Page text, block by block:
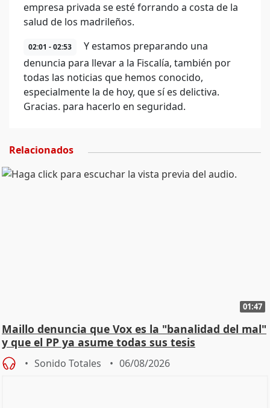
empresa privada se esté forrando a costa de la
salud de los madrileños.
02:01 - 02:53
Y estamos preparando una
denuncia para llevar a la Fiscalía, también por
todas las noticias que hemos conocido,
especialmente la de hoy, que sí es delictiva.
Gracias. para hacerlo en seguridad.
Relacionados
01:47
Maillo denuncia que Vox es la "banalidad del mal"
y que el PP ya asume todas sus tesis
Sonido Totales 06/08/2026